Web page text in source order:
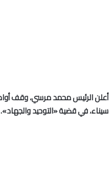
سيناء، في قضية «التوحيد والجهاد».